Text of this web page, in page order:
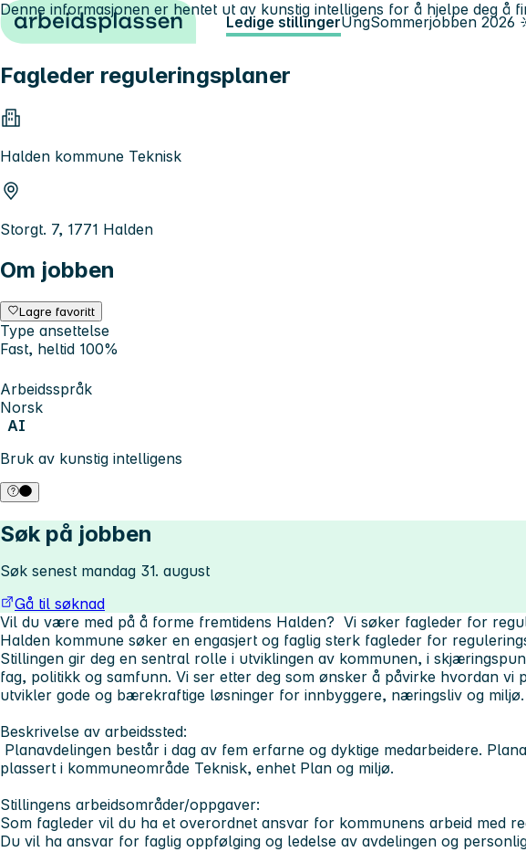
Hopp til innhold Ledige stillingerUngSommerjobben 2026
Fagleder reguleringsplaner
Halden kommune Teknisk
Storgt. 7, 1771 Halden
Om jobben
Lagre favoritt
Type ansettelse
Fast, heltid 100%
Arbeidsspråk
Norsk
AI
Bruk av kunstig intelligens
Denne informasjonen er hentet ut av kunstig intelligens for å hjelpe deg
Søk på jobben
Søk senest mandag 31. august
Gå til søknad
Vil du være med på å forme fremtidens Halden? Vi søker fagleder for
Halden kommune søker en engasjert og faglig sterk fagleder for
Stillingen gir deg en sentral rolle i utviklingen av kommunen, i
fag, politikk og samfunn. Vi ser etter deg som ønsker å påvirke hvordan vi
utvikler gode og bærekraftige løsninger for innbyggere, næringsliv og miljø.
Beskrivelse av arbeidssted:
Planavdelingen består i dag av fem erfarne og dyktige medarbeidere.
plassert i kommuneområde Teknisk, enhet Plan og miljø.
Stillingens arbeidsområder/oppgaver:
Som fagleder vil du ha et overordnet ansvar for kommunens arbeid med
Du vil ha ansvar for faglig oppfølging og ledelse av avdelingen og